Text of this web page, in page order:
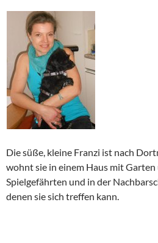
Die süße, kleine Franzi ist nach
wohnt sie in einem Haus mit
Spielgefährten und in der
denen sie sich treffen kann.